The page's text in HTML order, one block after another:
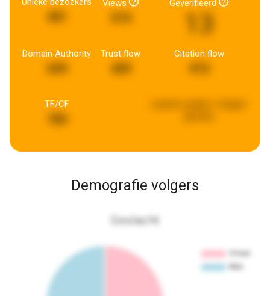
481
Views Geverifieerd
13
Domain Authority Trust flow Citation flow
TF/CF
Demografie volgers
Geslacht